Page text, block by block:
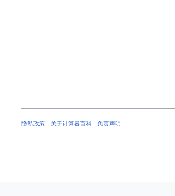
隐私政策 关于计算器百科 免责声明